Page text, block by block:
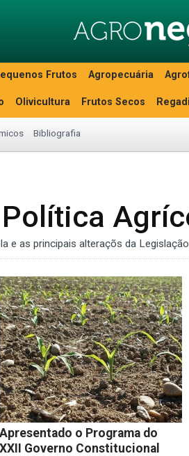
Frutos Agropecuária
Olivicultura Frutos Secos
Bibliografia
e as principais alteraçõs da
Apresentado o Programa do
XXII Governo Constitucional